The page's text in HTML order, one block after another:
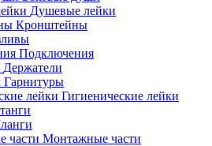
Душевые лейки
Кронштейны
Подключения
Держатели
Гарнитуры
Гигиенические лейки
Монтажные части